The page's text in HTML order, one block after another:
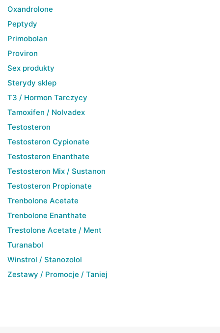
Oxandrolone
Peptydy
Primobolan
Proviron
Sex produkty
Sterydy sklep
T3 / Hormon Tarczycy
Tamoxifen / Nolvadex
Testosteron
Testosteron Cypionate
Testosteron Enanthate
Testosteron Mix / Sustanon
Testosteron Propionate
Trenbolone Acetate
Trenbolone Enanthate
Trestolone Acetate / Ment
Turanabol
Winstrol / Stanozolol
Zestawy / Promocje / Taniej